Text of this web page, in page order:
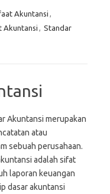
Akuntansi ,
Akuntansi , Standar
Akuntansi merupakan
atau
sebuah perusahaan.
adalah sifat
laporan keuangan
dasar akuntansi